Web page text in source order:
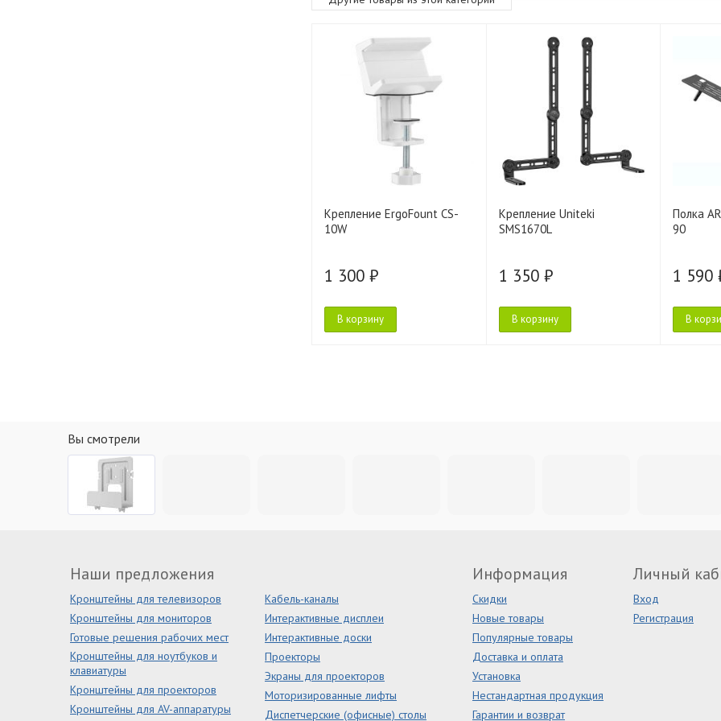
Крепление ErgoFount CS-
10W
1 300 ₽
В корзину
Крепление Uniteki
SMS1670L
1 350 ₽
В корзину
Полка
90
1 590
В
Вы смотрели
Наши предложения
Кронштейны для телевизоров
Кронштейны для мониторов
Готовые решения рабочих мест
Кронштейны для ноутбуков и
клавиатуры
Кронштейны для проекторов
Кронштейны для AV-аппаратуры
Кабель-каналы
Интерактивные дисплеи
Интерактивные доски
Проекторы
Экраны для проекторов
Моторизированные лифты
Диспетчерские (офисные) столы
Информация
Скидки
Новые товары
Популярные товары
Доставка и оплата
Установка
Нестандартная продукция
Гарантии и возврат
Личный
Вход
Регистрация